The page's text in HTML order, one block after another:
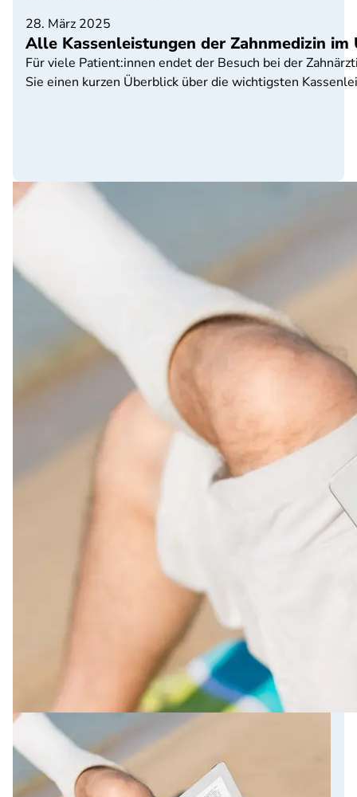
28. März 2025
Alle Kassenleistungen der Zahnmedizin im
Für viele Patient:innen endet der Besuch bei der
Sie einen kurzen Überblick über die wichtigsten